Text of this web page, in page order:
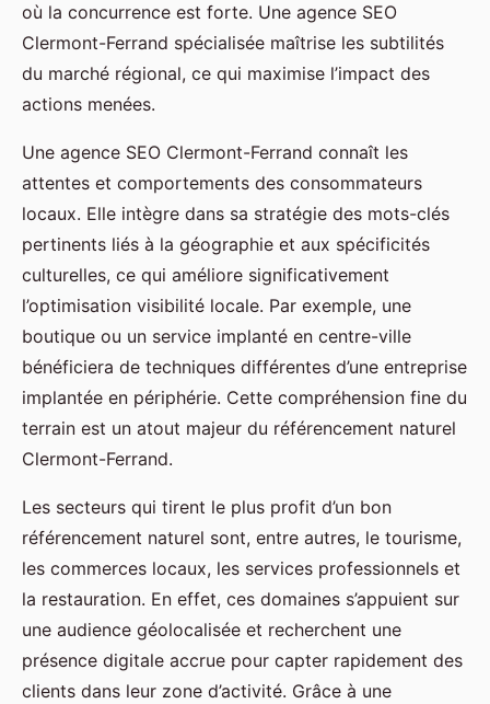
où la concurrence est forte. Une agence SEO
Clermont-Ferrand spécialisée maîtrise les subtilités
du marché régional, ce qui maximise l’impact des
actions menées.
Une agence SEO Clermont-Ferrand connaît les
attentes et comportements des consommateurs
locaux. Elle intègre dans sa stratégie des mots-clés
pertinents liés à la géographie et aux spécificités
culturelles, ce qui améliore significativement
l’optimisation visibilité locale. Par exemple, une
boutique ou un service implanté en centre-ville
bénéficiera de techniques différentes d’une entreprise
implantée en périphérie. Cette compréhension fine du
terrain est un atout majeur du référencement naturel
Clermont-Ferrand.
Les secteurs qui tirent le plus profit d’un bon
référencement naturel sont, entre autres, le tourisme,
les commerces locaux, les services professionnels et
la restauration. En effet, ces domaines s’appuient sur
une audience géolocalisée et recherchent une
présence digitale accrue pour capter rapidement des
clients dans leur zone d’activité. Grâce à une